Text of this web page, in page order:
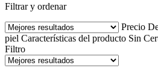
Filtrar y ordenar
Precio
piel Características del producto Sin
Filtro